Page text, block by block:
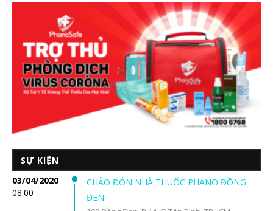
SỰ KIỆN
03/04/2020
08:00
CHÀO ĐÓN NHÀ THUỐC PHANO ĐỒNG
ĐEN